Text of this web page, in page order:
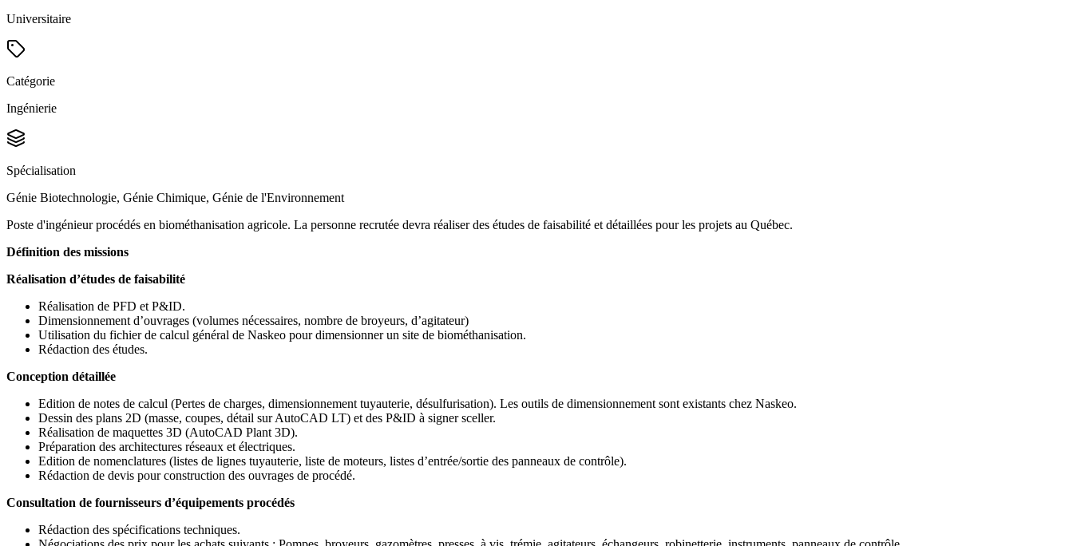
Universitaire
Catégorie
Ingénierie
Spécialisation
Génie Biotechnologie, Génie Chimique, Génie de l'Environnement
Poste d'ingénieur procédés en biométhanisation agricole. La personne recrutée devra réaliser des études de faisabilité et détaillées pour les projets au Québec.
Définition des missions
Réalisation d’études de faisabilité
Réalisation de PFD et P&ID.
Dimensionnement d’ouvrages (volumes nécessaires, nombre de broyeurs, d’agitateur)
Utilisation du fichier de calcul général de Naskeo pour dimensionner un site de biométhanisation.
Rédaction des études.
Conception détaillée
Edition de notes de calcul (Pertes de charges, dimensionnement tuyauterie, désulfurisation). Les outils de dimensionnement sont existants chez Naskeo.
Dessin des plans 2D (masse, coupes, détail sur AutoCAD LT) et des P&ID à signer sceller.
Réalisation de maquettes 3D (AutoCAD Plant 3D).
Préparation des architectures réseaux et électriques.
Edition de nomenclatures (listes de lignes tuyauterie, liste de moteurs, listes d’entrée/sortie des panneaux de contrôle).
Rédaction de devis pour construction des ouvrages de procédé.
Consultation de fournisseurs d’équipements procédés
Rédaction des spécifications techniques.